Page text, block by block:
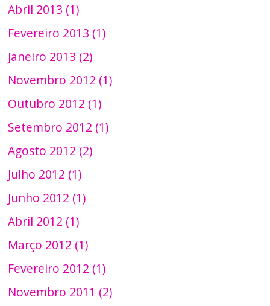
Abril 2013 (1)
Fevereiro 2013 (1)
Janeiro 2013 (2)
Novembro 2012 (1)
Outubro 2012 (1)
Setembro 2012 (1)
Agosto 2012 (2)
Julho 2012 (1)
Junho 2012 (1)
Abril 2012 (1)
Março 2012 (1)
Fevereiro 2012 (1)
Novembro 2011 (2)